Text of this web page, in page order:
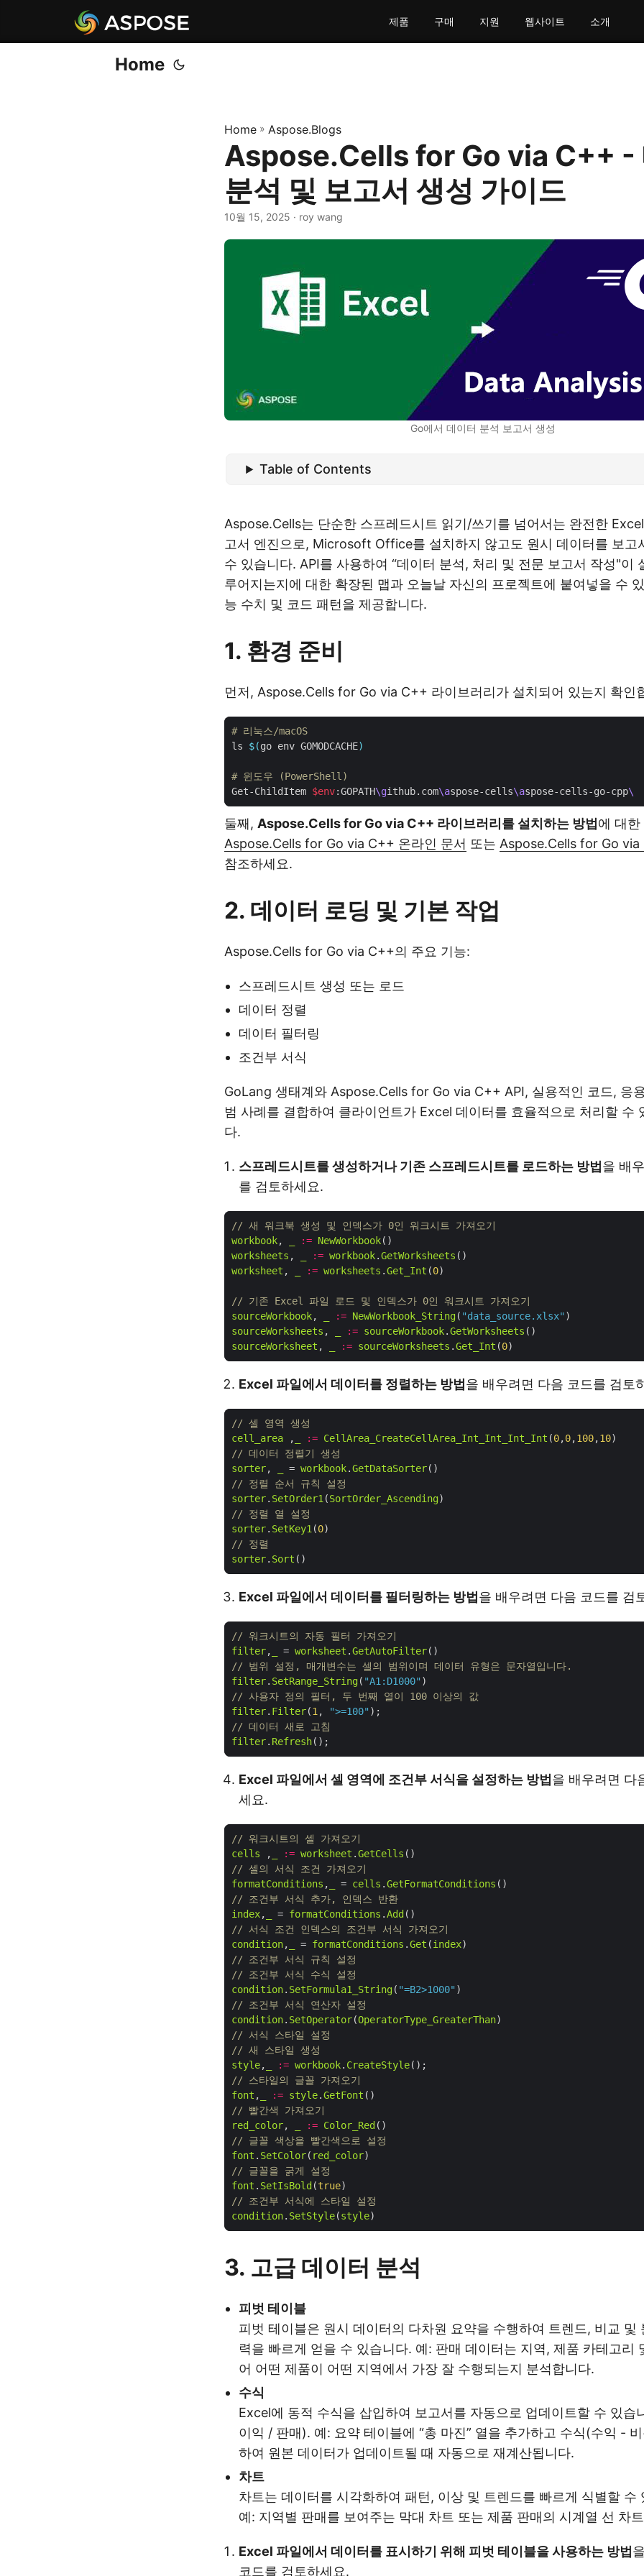
제품 구매 지원 웹사이트 소개
Home
Home » Aspose.Blogs
Aspose.Cells for Go via C++ -
분석 및 보고서 생성 가이드
10월 15, 2025 · roy wang
Go에서 데이터 분석 보고서 생성
Table of Contents
Aspose.Cells는 단순한 스프레드시트 읽기/쓰기를 넘어서는 완전한
고서 엔진으로, Microsoft Office를 설치하지 않고도 원시 데이터를 보고
수 있습니다. API를 사용하여 “데이터 분석, 처리 및 전문 보고서 작성"이
루어지는지에 대한 확장된 맵과 오늘날 자신의 프로젝트에 붙여넣을 수
능 수치 및 코드 패턴을 제공합니다.
1. 환경 준비
먼저, Aspose.Cells for Go via C++ 라이브러리가 설치되어 있는지 확인
# 리눅스/macOS
ls $(go env GOMODCACHE)
# 윈도우 (PowerShell)
Get-ChildItem $env:GOPATH\github.com\aspose-cells\aspose-cells-go-cpp
둘째, Aspose.Cells for Go via C++ 라이브러리를 설치하는 방법 에 대한
Aspose.Cells for Go via C++ 온라인 문서 또는 Aspose.Cells for Go via
참조하세요.
2. 데이터 로딩 및 기본 작업
Aspose.Cells for Go via C++의 주요 기능:
스프레드시트 생성 또는 로드
데이터 정렬
데이터 필터링
조건부 서식
GoLang 생태계와 Aspose.Cells for Go via C++ API, 실용적인 코드, 응
범 사례를 결합하여 클라이언트가 Excel 데이터를 효율적으로 처리할 수
다.
스프레드시트를 생성하거나 기존 스프레드시트를 로드하는 방법 을 배
를 검토하세요.
// 새 워크북 생성 및 인덱스가 0인 워크시트 가져오기
workbook, := NewWorkbook
worksheets , := workbook.GetWorksheets
worksheet , := worksheets .Get_Int (0
// 기존 Excel 파일 로드 및 인덱스가 0인 워크시트 가져오기
sourceWorkbook, := NewWorkbook_String( "data_source.xlsx"
sourceWorksheets , := sourceWorkbook.GetWorksheets
sourceWorksheet , := sourceWorksheets .Get_Int (0
Excel 파일에서 데이터를 정렬하는 방법 을 배우려면 다음 코드를 검토
// 셀 영역 생성
cell_area , := CellArea_CreateCellArea_Int_Int_Int_Int (0,0,100,10
// 데이터 정렬기 생성
sorter, = workbook.GetDataSorter
// 정렬 순서 규칙 설정
sorter. SetOrder1(SortOrder_Ascending
// 정렬 열 설정
sorter. SetKey1(0
// 정렬
sorter. Sort
Excel 파일에서 데이터를 필터링하는 방법 을 배우려면 다음 코드를 검
// 워크시트의 자동 필터 가져오기
filter, = worksheet .GetAutoFilter
// 범위 설정, 매개변수는 셀의 범위이며 데이터 유형은 문자열입니다.
filter. SetRange_String( "A1:D1000"
// 사용자 정의 필터, 두 번째 열이 100 이상의 값
filter. Filter(1, ">=100"
// 데이터 새로 고침
filter. Refresh
Excel 파일에서 셀 영역에 조건부 서식을 설정하는 방법 을 배우려면 다
세요.
// 워크시트의 셀 가져오기
cells , := worksheet .GetCells
// 셀의 서식 조건 가져오기
formatConditions , = cells .GetFormatConditions
// 조건부 서식 추가, 인덱스 반환
index, = formatConditions .Add
// 서식 조건 인덱스의 조건부 서식 가져오기
condition, = formatConditions .Get (index
// 조건부 서식 규칙 설정
// 조건부 서식 수식 설정
condition. SetFormula1_String( "=B2>1000"
// 조건부 서식 연산자 설정
condition. SetOperator(OperatorType_GreaterThan
// 서식 스타일 설정
// 새 스타일 생성
style, := workbook. CreateStyle
// 스타일의 글꼴 가져오기
font , := style.GetFont
// 빨간색 가져오기
red_color, := Color_Red
// 글꼴 색상을 빨간색으로 설정
font . SetColor( red_color
// 글꼴을 굵게 설정
font . SetIsBold (true
// 조건부 서식에 스타일 설정
condition. SetStyle(style
3. 고급 데이터 분석
피벗 테이블
피벗 테이블은 원시 데이터의 다차원 요약을 수행하여 트렌드, 비교 및
력을 빠르게 얻을 수 있습니다. 예: 판매 데이터는 지역, 제품 카테고리
어 어떤 제품이 어떤 지역에서 가장 잘 수행되는지 분석합니다.
수식
Excel에 동적 수식을 삽입하여 보고서를 자동으로 업데이트할 수 있습
이익 / 판매). 예: 요약 테이블에 “총 마진” 열을 추가하고 수식(수익 -
하여 원본 데이터가 업데이트될 때 자동으로 재계산됩니다.
차트
차트는 데이터를 시각화하여 패턴, 이상 및 트렌드를 빠르게 식별할 수
예: 지역별 판매를 보여주는 막대 차트 또는 제품 판매의 시계열 선 차
Excel 파일에서 데이터를 표시하기 위해 피벗 테이블을 사용하는 방법
코드를 검토하세요.